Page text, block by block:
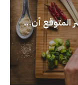
المتوقع أن...